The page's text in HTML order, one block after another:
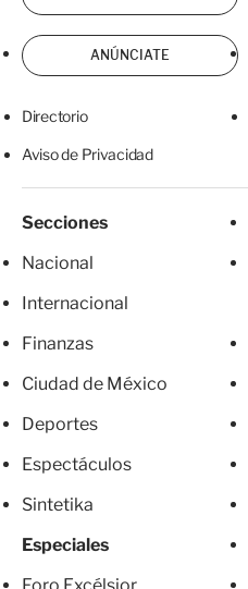
ANÚNCIATE
Directorio
Aviso de Privacidad
Secciones
Nacional
Internacional
Finanzas
Ciudad de México
Deportes
Espectáculos
Sintetika
Especiales